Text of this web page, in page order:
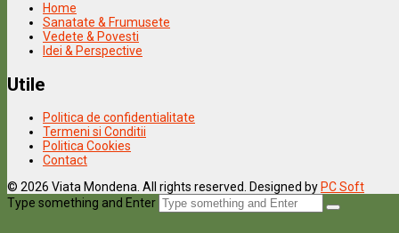
Home
Sanatate & Frumusete
Vedete & Povesti
Idei & Perspective
Utile
Politica de confidentialitate
Termeni si Conditii
Politica Cookies
Contact
© 2026 Viata Mondena. All rights reserved. Designed by PC Soft
Type something and Enter